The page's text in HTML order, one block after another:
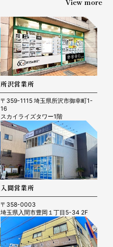
所沢営業所
〒359-1115 埼玉県所沢市御幸町1-
16
スカイライズタワー1階
入間営業所
〒358-0003
埼玉県入間市豊岡１丁目5-34 2F